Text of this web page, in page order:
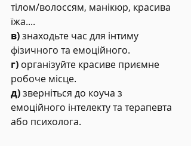
тілом/волоссям, манікюр, красива
їжа....
в) знаходьте час для інтиму
фізичного та емоційного.
г) організуйте красиве приємне
робоче місце.
д) зверніться до коуча з
емоційного інтелекту та терапевта
або психолога.